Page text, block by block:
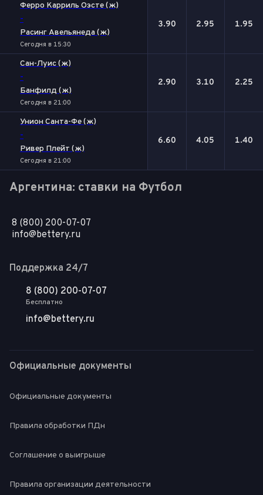
Ферро Карриль Оэсте (ж)
-
Расинг Авельянеда (ж)
Сегодня в 15:30
3.90 2.95 1.95
Сан-Луис (ж)
-
Банфилд (ж)
Сегодня в 21:00
2.90 3.10 2.25
Унион Санта-Фе (ж)
-
Ривер Плейт (ж)
Сегодня в 21:00
6.60 4.05 1.40
Аргентина: ставки на Футбол
8 (800) 200-07-07
info@bettery.ru
Поддержка 24/7
8 (800) 200-07-07
Бесплатно
info@bettery.ru
Официальные документы
Официальные документы
Правила обработки ПДн
Соглашение о выигрыше
Правила организации деятельности